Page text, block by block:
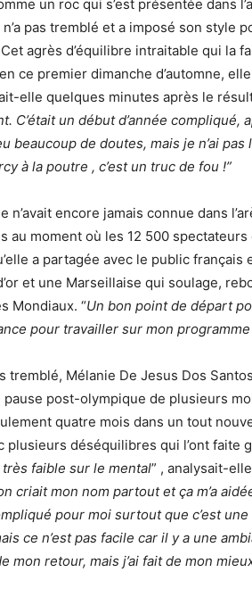
un roc qui s’est présentée dans
pas tremblé et a imposé son style
agrès d’équilibre intraitable qui la
ce premier dimanche d’automne,
elle quelques minutes après le
C’était un début d’année compliqué,
beaucoup de doutes, mais je n’ai
à la poutre , c’est un truc de fou !”
n’avait encore jamais connue dans
au moment où les 12 500 spectateurs
a partagée avec le public français
et une Marseillaise qui soulage,
Mondiaux. “Un bon point de départ
pour travailler sur mon
tremblé, Mélanie De Jesus Dos
post-olympique de plusieurs
quatre mois dans un tout
déséquilibres qui l’ont faite
très faible sur le mental” , analysait-
criait mon nom partout et ça m’a
pour moi surtout que c’est
ce n’est pas facile car il y a une
mon retour, mais j’ai fait de mon